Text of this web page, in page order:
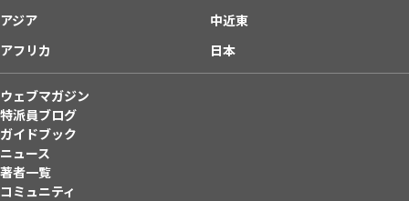
アジア
中近東
アフリカ
日本
ウェブマガジン
特派員ブログ
ガイドブック
ニュース
著者一覧
コミュニティ